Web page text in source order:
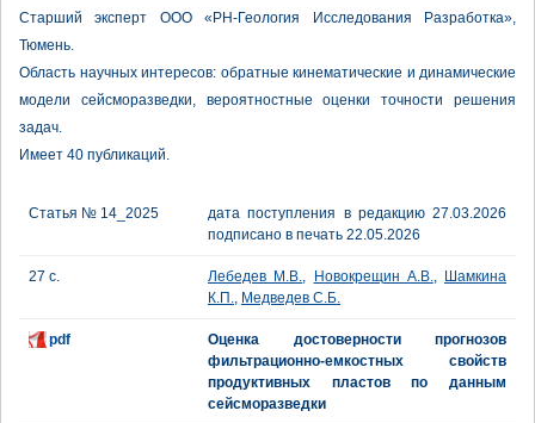
Старший эксперт ООО «РН-Геология Исследования Разработка»,
Тюмень.
Область научных интересов: обратные кинематические и динамические
модели сейсморазведки, вероятностные оценки точности решения
задач.
Имеет 40 публикаций.
Статья № 14_2025
дата поступления в редакцию 27.03.2026
подписано в печать 22.05.2026
27 с. Лебедев М.В., Новокрещин А.В., Шамкина
К.П., Медведев С.Б.
pdf
Оценка достоверности прогнозов
фильтрационно-емкостных свойств
продуктивных пластов по данным
сейсморазведки